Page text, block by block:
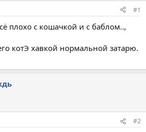
#1
плохо с кошачкой и с баблом..,
котЭ хавкой нормальной затарю.
#2